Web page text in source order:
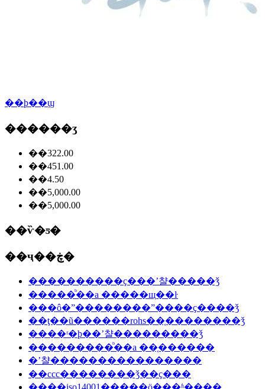
��ϸ��ϣ
������ʒ
��322.00
��451.00
��4.50
��5,000.00
��5,000.00
��ѷ�ƽ�
��ҷ��ڿ�
����������ҫ���ʼ챨�����ǯ
�����ᷨ��a �����щ��ŀ
���ô�ˮ��������ˮ����ҫ����ǯ
��ţ��ũ������rohs��֤��������ǯ
����ʳ�þ��ʼ챨���������ǯ
���������ᷨ��a ��֤������
�ʼ챨����������������
��ccc��������ǯ��ҫ���
����iso14001��֤���ö���ʱ����